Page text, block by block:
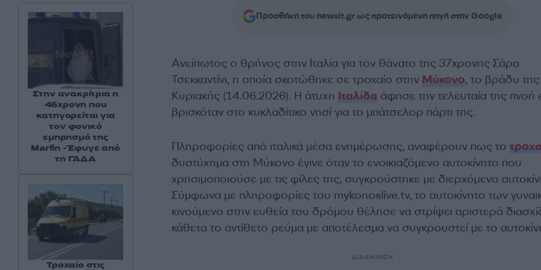
Προσθήκη του newsit.gr ως προτεινόμενη πηγή στην Google
Ανείπωτος ο θρήνος στην Ιταλία για τον θάνατο της 37χρονης Σάρα
Τσεκκαντίνι, η οποία σκοτώθηκε σε τροχαίο στην Μύκονο, το βράδυ της
Κυριακής (14.06.2026). Η άτυχη Ιταλίδαάφησε την τελευταία της πνοή
βρισκόταν στο κυκλαδίτικο νησί για το μπάτσελορ πάρτι της.
Πληροφορίες από ιταλικά μέσα ενημέρωσης, αναφέρουν πως το
δυστύχημα στη Μύκονο έγινε όταν το ενοικιαζόμενο αυτοκίνητο που
χρησιμοποιούσε με τις φίλες της, συγκρούστηκε με διερχόμενο
Σύμφωνα με πληροφορίες του mykonoslive.tv, το αυτοκίνητο των
κινούμενο στην ευθεία του δρόμου θέλησε να στρίψει αριστερά
κάθετα το αντίθετο ρεύμα με αποτέλεσμα να συγκρουστεί με το
ΔΙΑΦΗΜΙΣΗ
Στην ανακρίτρια η
46χρονη που
κατηγορείται για
τον φονικό
εμπρησμό της
Marfin - Έφυγε από
τη ΓΑΔΑ
Τροχαίο στις